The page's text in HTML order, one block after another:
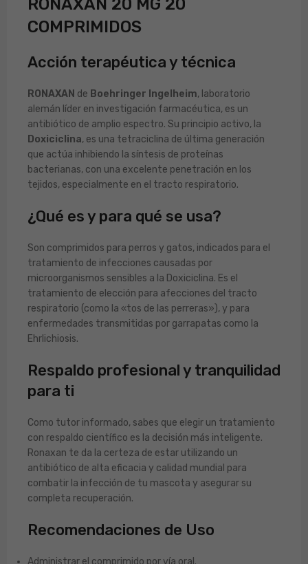
RONAXAN 20 MG 20
COMPRIMIDOS
Acción terapéutica y técnica
RONAXAN de Boehringer Ingelheim, laboratorio
alemán líder en investigación farmacéutica, es un
antibiótico de amplio espectro. Su principio activo, la
Doxiciclina, es una tetraciclina de última generación
que actúa inhibiendo la síntesis de proteínas
bacterianas, con una excelente penetración en los
tejidos, especialmente en el tracto respiratorio.
¿Qué es y para qué se usa?
Son comprimidos para perros y gatos, indicados para el
tratamiento de infecciones causadas por
microorganismos sensibles a la Doxiciclina. Es el
tratamiento de elección para afecciones del tracto
respiratorio (como la «tos de las perreras»), y para
enfermedades transmitidas por garrapatas como la
Ehrlichiosis.
Respaldo profesional y tranquilidad
para ti
Como tutor informado, sabes que elegir un tratamiento
con respaldo científico es la decisión más inteligente.
Ronaxan te da la certeza de estar utilizando un
antibiótico de alta eficacia y calidad mundial para
combatir la infección de tu mascota y asegurar su
completa recuperación.
Recomendaciones de Uso
Administrar el comprimido por vía oral.